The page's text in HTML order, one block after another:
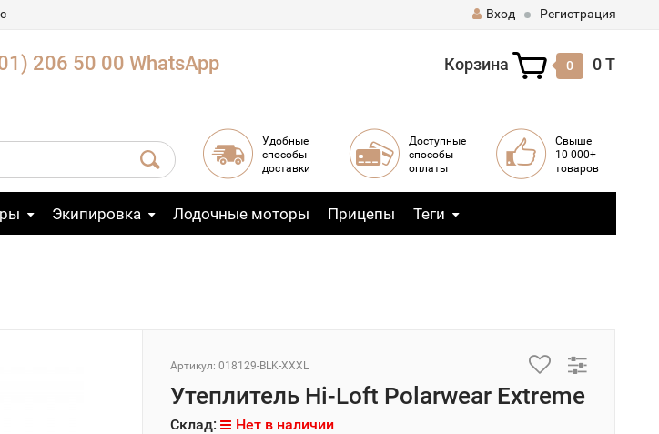
Вход Регистрация
206 50 00 WhatsApp Корзина 0 0 T
Удобные
способы
доставки
Доступные
способы
оплаты
Свыше
10 000+
товаров
Экипировка Лодочные моторы Прицепы Теги
Артикул: 018129-BLK-XXXL
Утеплитель Hi-Loft Polarwear Extreme
Склад: Нет в наличии